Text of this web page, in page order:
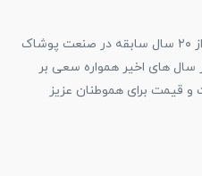
مجموعه تولیدی شاین با بیش از ۲۰ سال سابقه در صنعت پوشاک
سال های اخیر همواره سعی بر
و قیمت برای هموطنان عزیز